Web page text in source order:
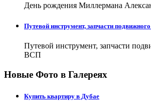
День рождения Миллермана
Путевой инструмент, запчасти
Путевой инструмент, запчасти
ВСП
Новые Фото в Галереях
Купить квартиру в Дубае